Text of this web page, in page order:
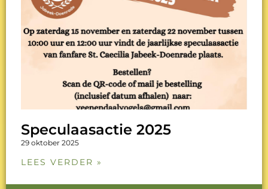
Speculaasactie 2025
29 oktober 2025
LEES VERDER »